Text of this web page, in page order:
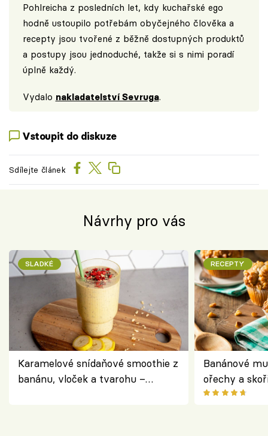
Pohlreicha z posledních let, kdy kuchařské ego
hodně ustoupilo potřebám obyčejného člověka a
recepty jsou tvořené z běžně dostupných produktů
a postupy jsou jednoduché, takže si s nimi poradí
úplně každý.
Vydalo nakladatelství Sevruga.
Vstoupit do diskuze
Sdílejte článek
Návrhy pro vás
SLADKÉ
Karamelové snídaňové smoothie z
banánu, vloček a tvarohu –
RECEPTY
Banánové
ořechy a